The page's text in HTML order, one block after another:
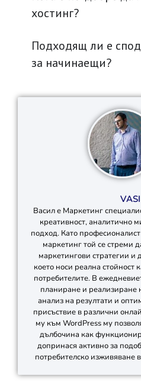
хостинг?
Подходящ ли е
за начинаещи?
Васил е Маркетинг
креативност, аналитично
подход. Като
маркетинг той се стреми
маркетингови стратегии
което носи реална стойност
потребителите. В
планиране и
анализ на резултати и
присъствие в различни
му към WordPress му
дълбочина как
допринася активно за
потребителско изживяване